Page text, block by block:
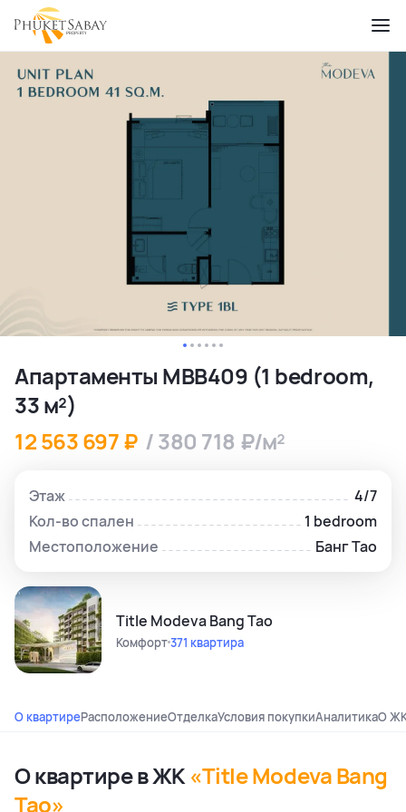
Апартаменты MBB409 (1 bedroom,
33 м²)
12 563 697 ₽ / 380 718 ₽/м²
Этаж
4/7
Кол-во спален
1 bedroom
Местоположение
Банг Тао
Title Modeva Bang Tao
Комфорт371 квартира
О квартиреРасположениеОтделкаУсловия покупкиАналитикаО
О квартире в ЖК «Title Modeva Bang
Tao»